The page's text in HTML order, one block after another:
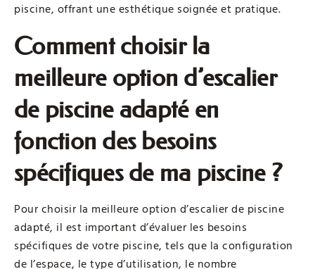
piscine, offrant une esthétique soignée et pratique.
Comment choisir la
meilleure option d’escalier
de piscine adapté en
fonction des besoins
spécifiques de ma piscine ?
Pour choisir la meilleure option d’escalier de piscine
adapté, il est important d’évaluer les besoins
spécifiques de votre piscine, tels que la configuration
de l’espace, le type d’utilisation, le nombre